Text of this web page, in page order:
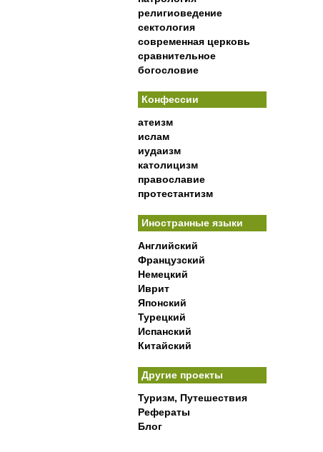
религиоведение
сектология
современная церковь
сравнительное
богословие
Конфессии
атеизм
ислам
иудаизм
католицизм
православие
протестантизм
Иностранные языки
Английский
Французский
Немецкий
Иврит
Японский
Турецкий
Испанский
Китайский
Другие проекты
Туризм, Путешествия
Рефераты
Блог